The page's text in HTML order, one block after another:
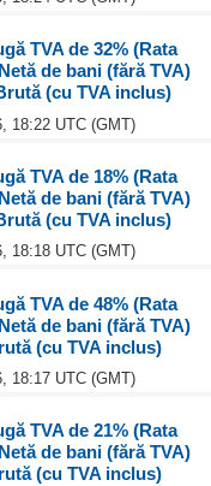
TVA de 32% (Rata
de bani (fără TVA)
(cu TVA inclus)
18:22 UTC (GMT)
TVA de 18% (Rata
de bani (fără TVA)
(cu TVA inclus)
18:18 UTC (GMT)
TVA de 48% (Rata
de bani (fără TVA)
(cu TVA inclus)
18:17 UTC (GMT)
TVA de 21% (Rata
de bani (fără TVA)
(cu TVA inclus)